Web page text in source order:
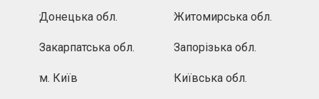
Донецька обл. Житомирська обл.
Закарпатська обл. Запорізька обл.
м. Київ Київська обл.